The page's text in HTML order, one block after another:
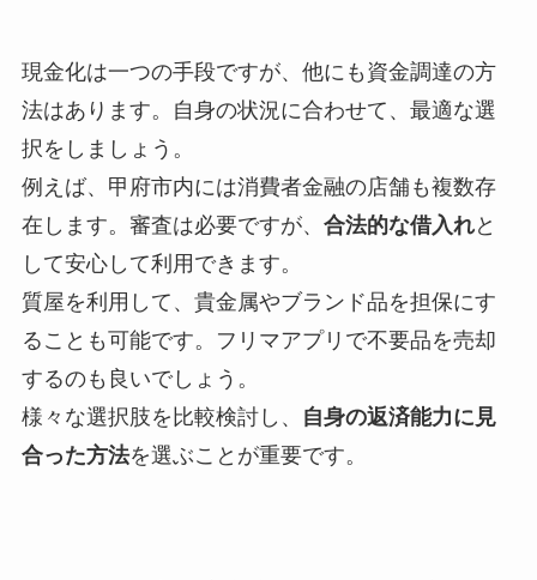
現金化は一つの手段ですが、他にも資金調達の方
法はあります。自身の状況に合わせて、最適な選
択をしましょう。
例えば、甲府市内には消費者金融の店舗も複数存
在します。審査は必要ですが、 合法的な借入れと
して安心して利用できます。
質屋を利用して、貴金属やブランド品を担保にす
ることも可能です。フリマアプリで不要品を売却
するのも良いでしょう。
様々な選択肢を比較検討し、
自身の返済能力に見
合った方法を選ぶことが重要です。